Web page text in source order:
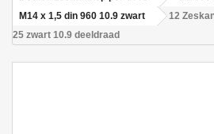
M14 x 1,5 din 960 10.9 zwart
12
25 zwart 10.9 deeldraad